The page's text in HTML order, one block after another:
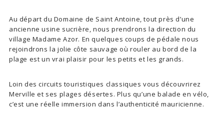
Au départ du Domaine de Saint Antoine, tout près d’une
ancienne usine sucrière, nous prendrons la direction du
village Madame Azor. En quelques coups de pédale nous
rejoindrons la jolie côte sauvage où rouler au bord de la
plage est un vrai plaisir pour les petits et les grands.
Loin des circuits touristiques classiques vous découvrirez
Merville et ses plages désertes. Plus qu’une balade en vélo,
c’est une réelle immersion dans l’authenticité mauricienne.